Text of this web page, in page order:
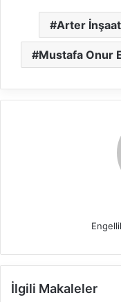
Arter İnşaat
Mustafa Onur
İlgili Makaleler